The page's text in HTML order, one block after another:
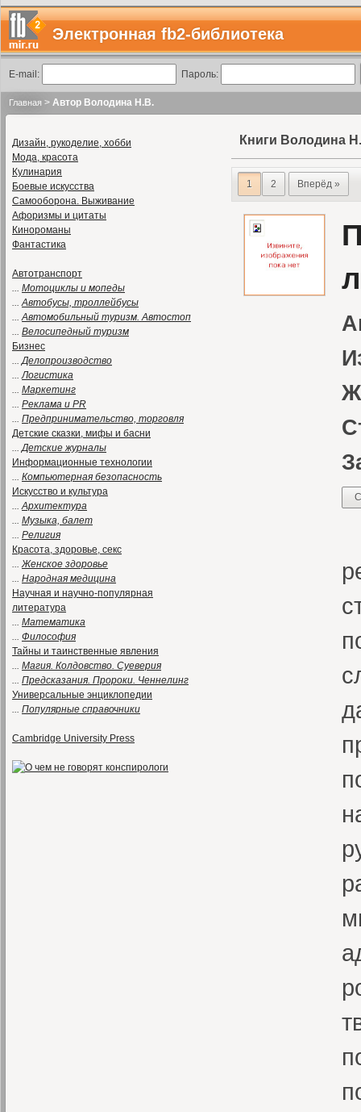
Электронная fb2-библиотека
E-mail: Пароль:
Главная > Автор Володина Н.В.
Дизайн, рукоделие, хобби
Мода, красота
Кулинария
Боевые искусства
Самооборона. Выживание
Афоризмы и цитаты
Кинороманы
Фантастика
Автотранспорт
... Мотоциклы и мопеды
...Автобусы, троллейбусы
...Автомобильный туризм. Автостоп
... Велосипедный туризм
Бизнес
...Делопроизводство
...Логистика
... Маркетинг
... Реклама и PR
... Предпринимательство, торговля
Детские сказки, мифы и басни
...Детские журналы
Информационные технологии
... Компьютерная безопасность
Искусство и культура
...Архитектура
... Музыка, балет
... Религия
Красота, здоровье, секс
...Женское здоровье
... Народная медицина
Научная и научно-популярная
литература
... Математика
... Философия
Тайны и таинственные явления
... Магия. Колдовство. Суеверия
... Предсказания. Пророки. Ченнелинг
Универсальные энциклопедии
... Популярные справочники
Cambridge University Press
Книги Володина
1 2 Вперёд »